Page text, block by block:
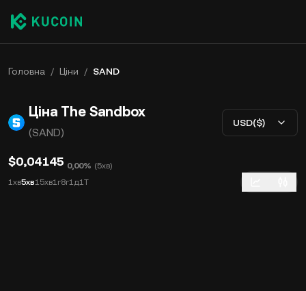
Головна / Ціни / SAND
Ціна The Sandbox
(SAND)
USD($)
$0,04145 0,00% (5хв)
1хв5хв15хв1г8г1д1Т